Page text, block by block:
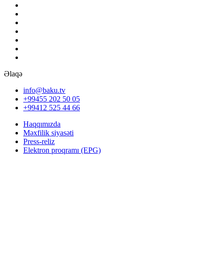
Əlaqə
info@baku.tv
+99455 202 50 05
+99412 525 44 66
Haqqımızda
Məxfilik siyasəti
Press-reliz
Elektron proqramı (EPG)